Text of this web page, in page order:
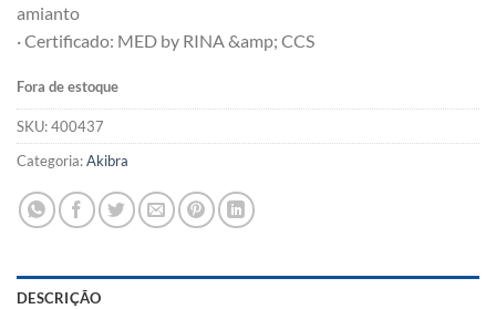
amianto
· Certificado: MED by RINA &amp; CCS
Fora de estoque
SKU:400437
Categoria:Akibra
DESCRIÇÃO